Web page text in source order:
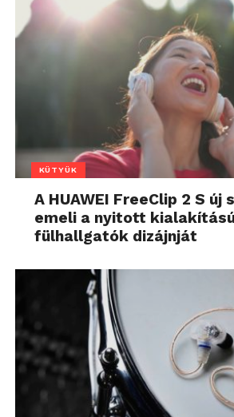
KÜTYÜK
A HUAWEI FreeClip 2 S új
emeli a nyitott
fülhallgatók dizájnját